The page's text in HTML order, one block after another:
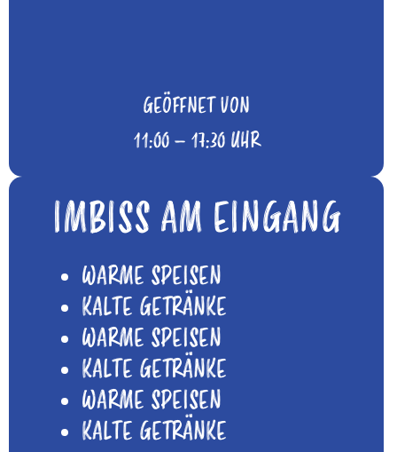
GEÖFFNET VON
11:00 – 17:30 UHR
IMBISS AM EINGANG
WARME SPEISEN
KALTE GETRÄNKE
WARME SPEISEN
KALTE GETRÄNKE
WARME SPEISEN
KALTE GETRÄNKE